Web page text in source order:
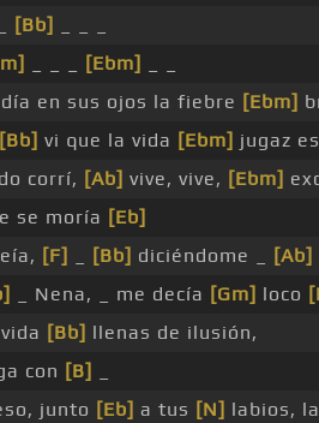
[Bb]
[Ebm]
día en sus ojos la fiebre [Ebm]
[Bb] vi que la vida [Ebm] jugaz
corrí, [Ab] vive, vive, [Ebm]
se moría [Eb]
[F] [Bb] diciéndome _ [Ab]
_ Nena, _ me decía [Gm] loco
[Bb] llenas de ilusión,
con [B]
junto [Eb] a tus [N] labios,